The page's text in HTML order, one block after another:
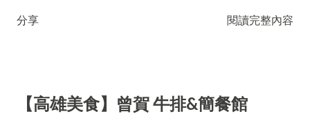
分享 閱讀完整內容
【高雄美食】曾賀 牛排&簡餐館